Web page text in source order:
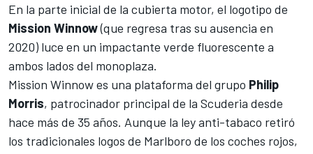
En la parte inicial de la cubierta motor, el logotipo de
Mission Winnow(que regresa tras su ausencia en
2020) luce en un impactante verde fluorescente a
ambos lados del monoplaza.
Mission Winnow es una plataforma del grupo Philip
Morris, patrocinador principal de la Scuderia desde
hace más de 35 años. Aunque la ley anti-tabaco retiró
los tradicionales logos de Marlboro de los coches rojos,